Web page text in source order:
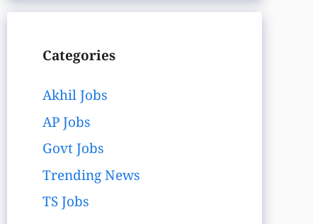
Categories
Akhil Jobs
AP Jobs
Govt Jobs
Trending News
TS Jobs